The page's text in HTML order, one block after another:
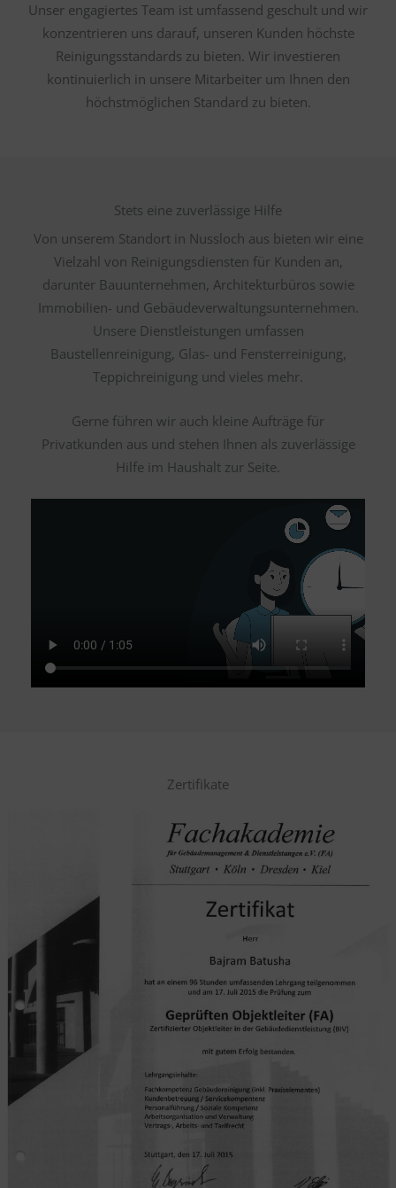
Unser engagiertes Team ist umfassend geschult und wir
konzentrieren uns darauf, unseren Kunden höchste
Reinigungsstandards zu bieten. Wir investieren
kontinuierlich in unsere Mitarbeiter um Ihnen den
höchstmöglichen Standard zu bieten.
Stets eine zuverlässige Hilfe
Von unserem Standort in Nussloch aus bieten wir eine
Vielzahl von Reinigungsdiensten für Kunden an,
darunter Bauunternehmen, Architekturbüros sowie
Immobilien- und Gebäudeverwaltungsunternehmen.
Unsere Dienstleistungen umfassen
Baustellenreinigung, Glas- und Fensterreinigung,
Teppichreinigung und vieles mehr.
Gerne führen wir auch kleine Aufträge für
Privatkunden aus und stehen Ihnen als zuverlässige
Hilfe im Haushalt zur Seite.
Zertifikate